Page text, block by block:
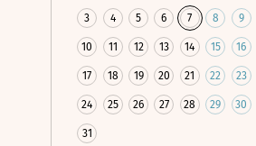
3 4 5 6 7 8 9
10 11 12 13 14 15 16
17 18 19 20 21 22 23
24 25 26 27 28 29 30
31